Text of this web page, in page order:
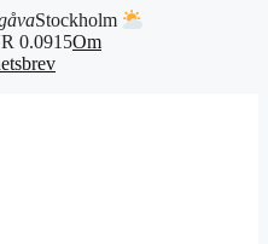
Stockholm
0.0915Om